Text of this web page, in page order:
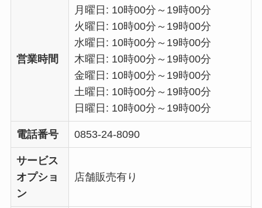
営業時間
月曜日: 10時00分～19時00分
火曜日: 10時00分～19時00分
水曜日: 10時00分～19時00分
木曜日: 10時00分～19時00分
金曜日: 10時00分～19時00分
土曜日: 10時00分～19時00分
日曜日: 10時00分～19時00分
電話番号 0853-24-8090
サービス
オプショ
ン
店舗販売有り